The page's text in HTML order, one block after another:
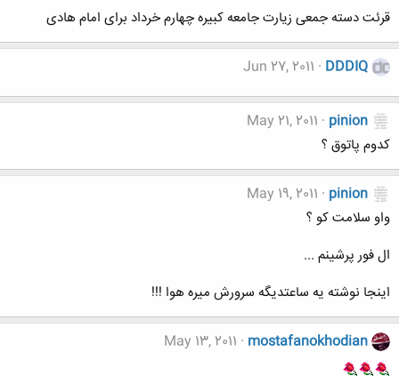
قرئت دسته جمعی زیارت جامعه کبیره چهارم خرداد برای امام هادی
DDDIQ
Jun 27, 2011
pinion
May 21, 2011
کدوم پاتوق ؟
pinion
May 19, 2011
واو سلامت کو ؟
ال فور پرشینم ...
اینجا نوشته یه ساعتدیگه سرورش میره هوا !!!
mostafanokhodian
May 13, 2011